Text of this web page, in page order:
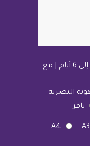
مدة تصميم الشعار من 4 أيام إلى 6 أيام | مع
البصرية
نافر
A3
A4